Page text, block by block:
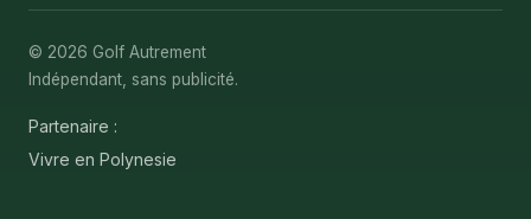
© 2026 Golf Autrement
Indépendant, sans publicité.
Partenaire :
Vivre en Polynesie